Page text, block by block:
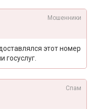
Мошенники
этот номер
госуслуг.
Спам